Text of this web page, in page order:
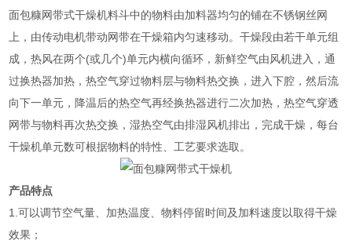
面包糠网带式干燥机料斗中的物料由加料器均匀的铺在不锈钢丝网
上，由传动电机带动网带在干燥箱内匀速移动。干燥段由若干单元组
成，热风在两个(或几个)单元内横向循环，新鲜空气由风机进入，通
过换热器加热，热空气穿过物料层与物料热交换，进入下腔，然后流
向下一单元，降温后的热空气再经换热器进行二次加热，热空气穿透
网带与物料再次热交换，湿热空气由排湿风机排出，完成干燥，每台
干燥机单元数可根据物料的特性、工艺要求选取。
产品特点
1.可以调节空气量、加热温度、物料停留时间及加料速度以取得干燥
效果；